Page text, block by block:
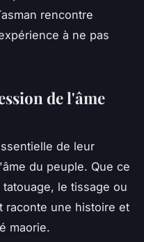
rencontre
à ne pas
de l'âme
de leur
du peuple. Que ce
le tissage ou
raconte une histoire et
maorie.